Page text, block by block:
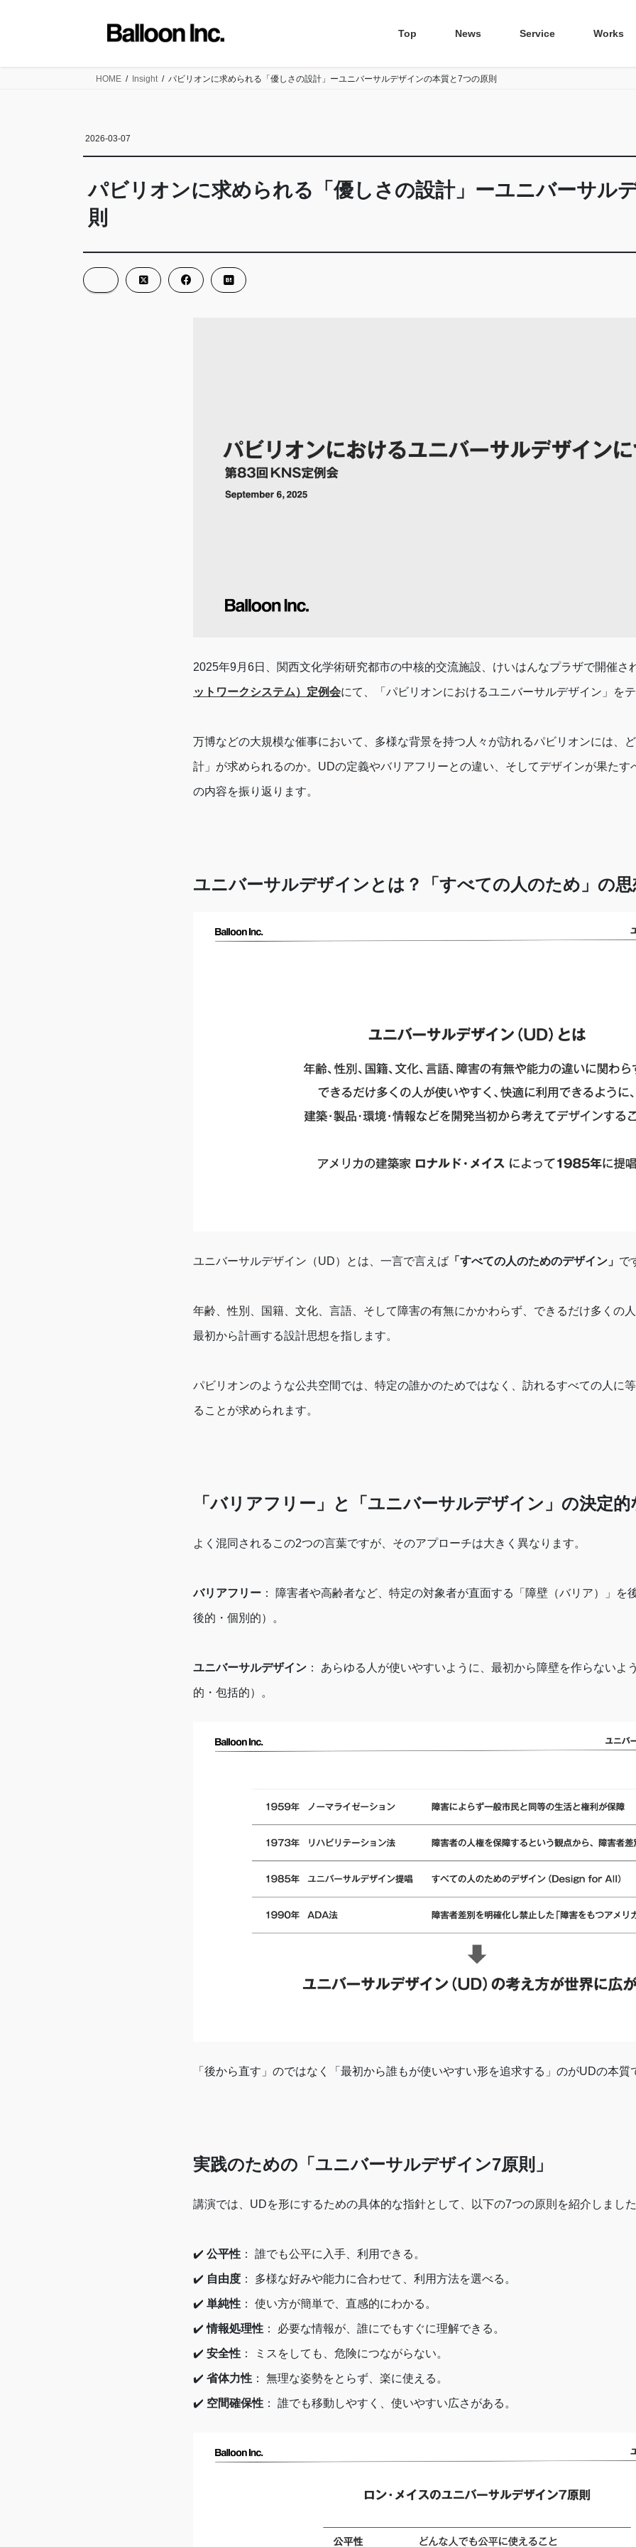
Top News Service Works
HOME Insight パビリオンに求められる「優しさの設計」ーユニバーサルデザインの本質と7つの原則
2026-03-07
パビリオンに求められる「優しさの設計」ーユニバーサル
則
2025年9月6日、関西文化学術研究都市の中核的交流施設、けいはんなプラザで開催さ
ットワークシステム）定例会にて、「パビリオンにおけるユニバーサルデザイン」を
万博などの大規模な催事において、多様な背景を持つ人々が訪れるパビリオンには、
計」が求められるのか。UDの定義やバリアフリーとの違い、そしてデザインが果たす
の内容を振り返ります。
ユニバーサルデザインとは？「すべての人のため」の思
ユニバーサルデザイン（UD）とは、一言で言えば 「すべての人のためのデザイン」 で
年齢、性別、国籍、文化、言語、そして障害の有無にかかわらず、できるだけ多くの
最初から計画する設計思想を指します。
パビリオンのような公共空間では、特定の誰かのためではなく、訪れるすべての人に
ることが求められます。
「バリアフリー」と「ユニバーサルデザイン」の決定的
よく混同されるこの2つの言葉ですが、そのアプローチは大きく異なります。
バリアフリー ： 障害者や高齢者など、特定の対象者が直面する「障壁（バリア）」を
後的・個別的）。
ユニバーサルデザイン ： あらゆる人が使いやすいように、最初から障壁を作らないよ
的・包括的）。
「後から直す」のではなく「最初から誰もが使いやすい形を追求する」のがUDの本質
実践のための「ユニバーサルデザイン7原則」
講演では、UDを形にするための具体的な指針として、以下の7つの原則を紹介しまし
✔️ 公平性 ： 誰でも公平に入手、利用できる。
✔️ 自由度 ： 多様な好みや能力に合わせて、利用方法を選べる。
✔️ 単純性 ： 使い方が簡単で、直感的にわかる。
✔️情報処理性 ： 必要な情報が、誰にでもすぐに理解できる。
✔️ 安全性 ： ミスをしても、危険につながらない。
✔️ 省体力性 ： 無理な姿勢をとらず、楽に使える。
✔️ 空間確保性 ： 誰でも移動しやすく、使いやすい広さがある。